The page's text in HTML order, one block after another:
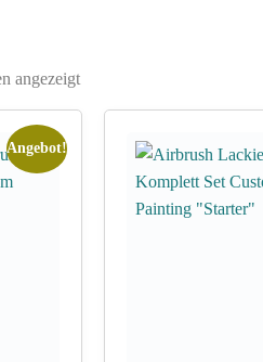
angezeigt
Angebot!